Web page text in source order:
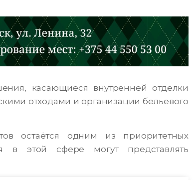
касающиеся внутренней отделки
отходами и организации бельевого
остаётся одним из приоритетных
в этой сфере могут представлять